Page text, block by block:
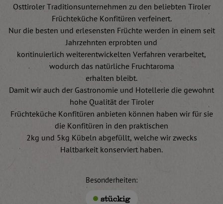
Osttiroler Traditionsunternehmen zu den beliebten Tiroler
Früchteküche Konfitüren verfeinert.
Nur die besten und erlesensten Früchte werden in einem seit
Jahrzehnten erprobten und
kontinuierlich weiterentwickelten Verfahren verarbeitet,
wodurch das natürliche Fruchtaroma
erhalten bleibt.
Damit wir auch der Gastronomie und Hotellerie die gewohnt
hohe Qualität der Tiroler
Früchteküche Konfitüren anbieten können haben wir für sie
die Konfitüren in den praktischen
2kg und 5kg Kübeln abgefüllt, welche wir zwecks
Haltbarkeit konserviert haben.
Besonderheiten:
stückig